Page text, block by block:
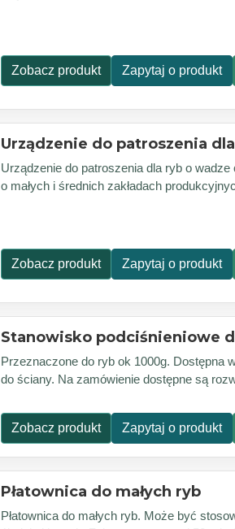
Zobacz produkt Zapytaj o produkt
Urządzenie do patroszenia
Urządzenie do patroszenia dla ryb o
o małych i średnich zakładach
Zobacz produkt Zapytaj o produkt
Stanowisko podciśnieniowe
Przeznaczone do ryb ok 1000g. Dostępna
do ściany. Na zamówienie dostępne są
Zobacz produkt Zapytaj o produkt
Płatownica do małych ryb
Płatownica do małych ryb. Może być